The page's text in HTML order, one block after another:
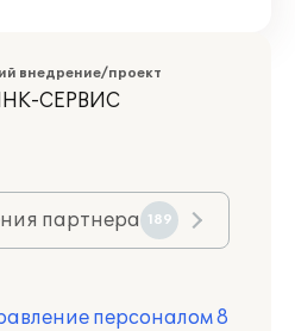
внедрение/проект
СЕРВИС
партнера 189
персоналом 8